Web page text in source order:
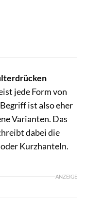
jede Form von
ist also eher
Varianten. Das
dabei die
Kurzhanteln.
ANZEIGE